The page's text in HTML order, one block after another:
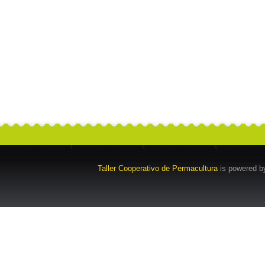
Taller Cooperativo de Permaculturais powered